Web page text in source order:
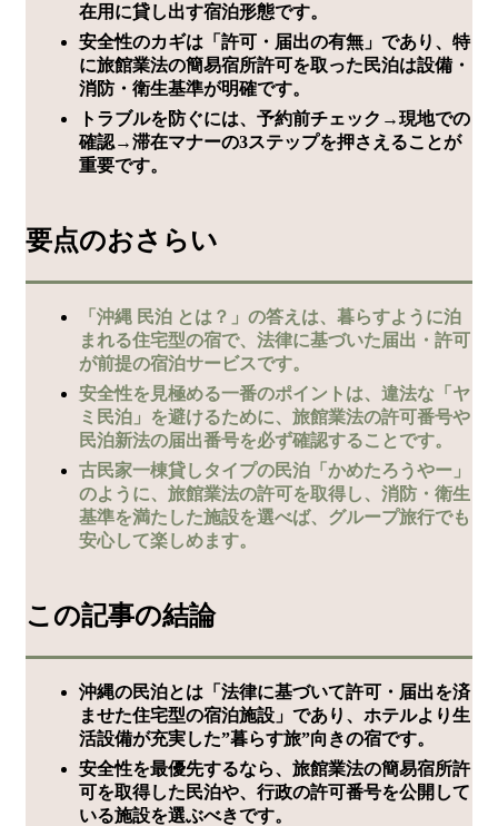
在用に貸し出す宿泊形態です。
安全性のカギは「許可・届出の有無」であり、特
に旅館業法の簡易宿所許可を取った民泊は設備・
消防・衛生基準が明確です。
トラブルを防ぐには、予約前チェック→現地での
確認→滞在マナーの3ステップを押さえることが
重要です。
要点のおさらい
「沖縄 民泊 とは？」の答えは、暮らすように泊
まれる住宅型の宿で、法律に基づいた届出・許可
が前提の宿泊サービスです。
安全性を見極める一番のポイントは、違法な「ヤ
ミ民泊」を避けるために、旅館業法の許可番号や
民泊新法の届出番号を必ず確認することです。
古民家一棟貸しタイプの民泊「かめたろうやー」
のように、旅館業法の許可を取得し、消防・衛生
基準を満たした施設を選べば、グループ旅行でも
安心して楽しめます。
この記事の結論
沖縄の民泊とは「法律に基づいて許可・届出を済
ませた住宅型の宿泊施設」であり、ホテルより生
活設備が充実した”暮らす旅”向きの宿です。
安全性を最優先するなら、旅館業法の簡易宿所許
可を取得した民泊や、行政の許可番号を公開して
いる施設を選ぶべきです。